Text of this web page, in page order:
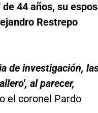
44 años, su
Restrepo
de investigación,
al parecer,
el coronel Pardo